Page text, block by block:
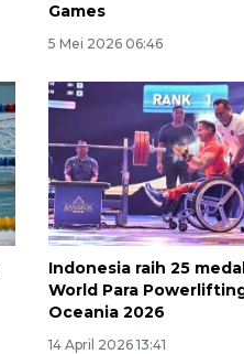
Games
5 Mei 2026 06:46
Indonesia raih 25
World Para
Oceania 2026
14 April 2026 13:41